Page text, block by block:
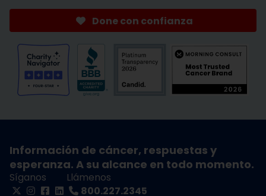
Done con confianza
Información de cáncer, respuestas y
esperanza. A su alcance en todo momento.
Síganos
Llámenos
800.227.2345